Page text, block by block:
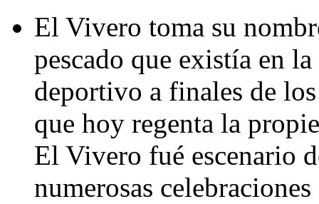
El Vivero toma su
pescado que existía en
deportivo a finales de
que hoy regenta la
El Vivero fué escenario
numerosas